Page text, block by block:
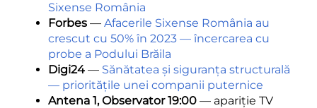
Sixense România
Forbes — Afacerile Sixense România au
crescut cu 50% în 2023 — încercarea cu
probe a Podului Brăila
Digi24 — Sănătatea și siguranța structurală
— prioritățile unei companii puternice
Antena 1, Observator 19:00 — apariție TV